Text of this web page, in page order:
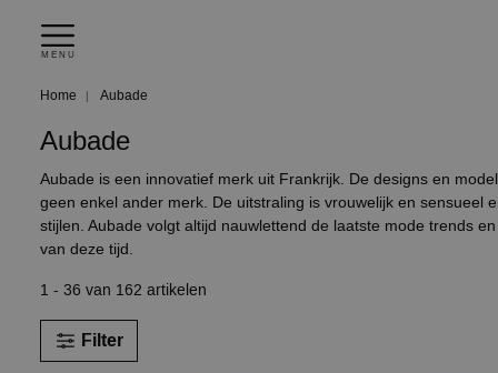
MENU
Home Aubade
Aubade
Aubade is een innovatief merk uit Frankrijk. De designs en
geen enkel ander merk. De uitstraling is vrouwelijk en sensueel
stijlen. Aubade volgt altijd nauwlettend de laatste mode trends
van deze tijd.
1 - 36 van 162 artikelen
Filter